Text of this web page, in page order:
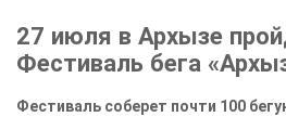
27 июля в Архызе
Фестиваль бега
Фестиваль соберет почти 100